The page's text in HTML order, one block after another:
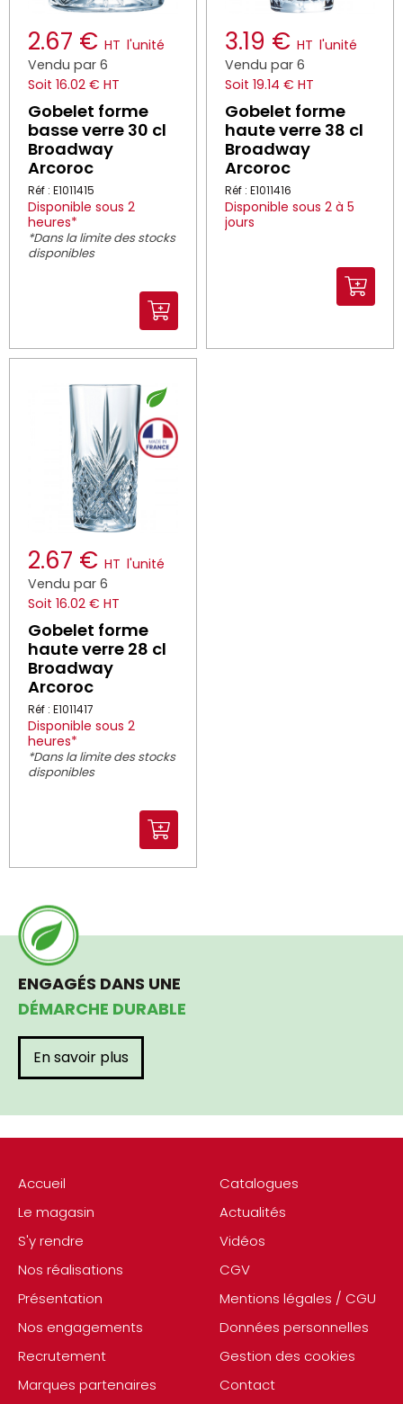
2.67 € HT l'unité
Vendu par 6
Soit 16.02 € HT
Gobelet forme
basse verre 30 cl
Broadway
Arcoroc
Réf : E1011415
Disponible sous 2
heures*
*Dans la limite des stocks
disponibles
3.19 € HT l'unité
Vendu par 6
Soit 19.14 € HT
Gobelet forme
haute verre 38 cl
Broadway
Arcoroc
Réf : E1011416
Disponible sous 2 à 5
jours
2.67 € HT l'unité
Vendu par 6
Soit 16.02 € HT
Gobelet forme
haute verre 28 cl
Broadway
Arcoroc
Réf : E1011417
Disponible sous 2
heures*
*Dans la limite des stocks
disponibles
Accueil
Le magasin
S'y rendre
Nos réalisations
Présentation
Nos engagements
Recrutement
Marques partenaires
Catalogues
Actualités
Vidéos
CGV
Mentions légales / CGU
Données personnelles
Gestion des cookies
Contact
ENGAGÉS DANS UNE
DÉMARCHE DURABLE
En savoir plus